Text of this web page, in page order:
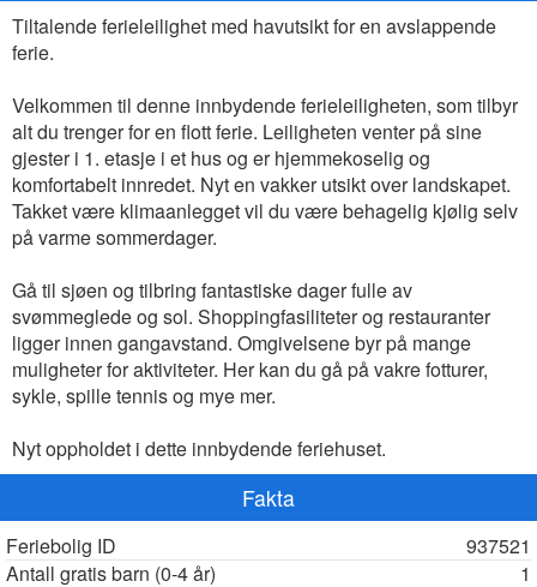
Tiltalende ferieleilighet med havutsikt for en avslappende
ferie.
Velkommen til denne innbydende ferieleiligheten, som tilbyr
alt du trenger for en flott ferie. Leiligheten venter på sine
gjester i 1. etasje i et hus og er hjemmekoselig og
komfortabelt innredet. Nyt en vakker utsikt over landskapet.
Takket være klimaanlegget vil du være behagelig kjølig selv
på varme sommerdager.
Gå til sjøen og tilbring fantastiske dager fulle av
svømmeglede og sol. Shoppingfasiliteter og restauranter
ligger innen gangavstand. Omgivelsene byr på mange
muligheter for aktiviteter. Her kan du gå på vakre fotturer,
sykle, spille tennis og mye mer.
Nyt oppholdet i dette innbydende feriehuset.
Fakta
Feriebolig ID
937521
Antall gratis barn (0-4 år)
1